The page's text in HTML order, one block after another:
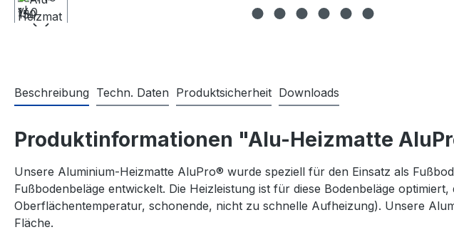
Beschreibung Techn. Daten Produktsicherheit Downloads
Produktinformationen "Alu-Heizmatte
Unsere Aluminium-Heizmatte AluPro® wurde speziell für den Einsatz als
Fußbodenbeläge entwickelt. Die Heizleistung ist für diese Bodenbeläge
Oberflächentemperatur, schonende, nicht zu schnelle Aufheizung). Unsere
Fläche.